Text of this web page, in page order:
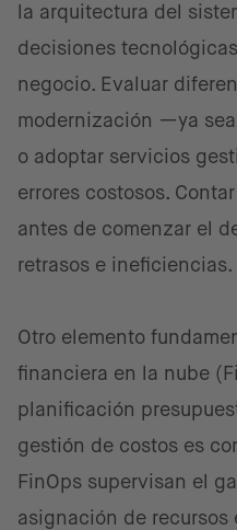
la arquitectura del
decisiones
negocio. Evaluar
modernización —ya
o adoptar servicios
errores costosos.
antes de comenzar el
retrasos e ineficiencias.
Otro elemento
financiera en la nube
planificación
gestión de costos es
FinOps supervisan el
asignación de recursos